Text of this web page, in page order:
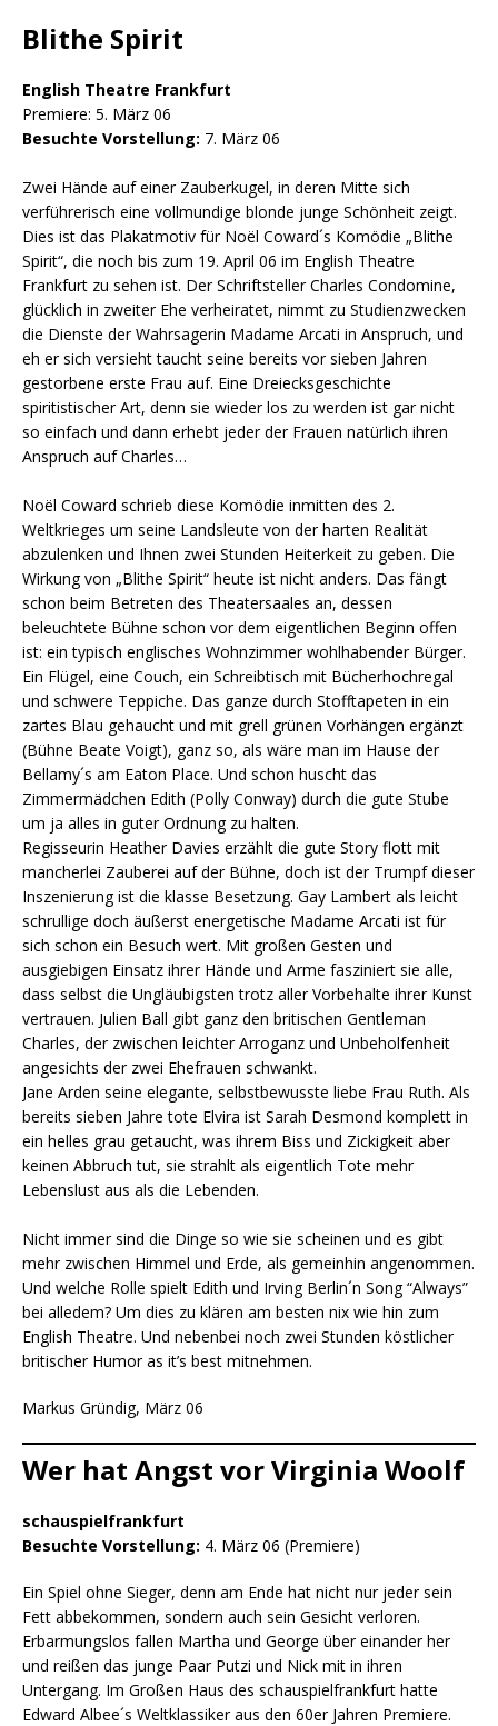
Blithe Spirit
English Theatre Frankfurt
Premiere: 5. März 06
Besuchte Vorstellung: 7. März 06
Zwei Hände auf einer Zauberkugel, in deren Mitte sich
verführerisch eine vollmundige blonde junge Schönheit zeigt.
Dies ist das Plakatmotiv für Noël Coward´s Komödie „Blithe
Spirit“, die noch bis zum 19. April 06 im English Theatre
Frankfurt zu sehen ist. Der Schriftsteller Charles Condomine,
glücklich in zweiter Ehe verheiratet, nimmt zu Studienzwecken
die Dienste der Wahrsagerin Madame Arcati in Anspruch, und
eh er sich versieht taucht seine bereits vor sieben Jahren
gestorbene erste Frau auf. Eine Dreiecksgeschichte
spiritistischer Art, denn sie wieder los zu werden ist gar nicht
so einfach und dann erhebt jeder der Frauen natürlich ihren
Anspruch auf Charles…
Noël Coward schrieb diese Komödie inmitten des 2.
Weltkrieges um seine Landsleute von der harten Realität
abzulenken und Ihnen zwei Stunden Heiterkeit zu geben. Die
Wirkung von „Blithe Spirit“ heute ist nicht anders. Das fängt
schon beim Betreten des Theatersaales an, dessen
beleuchtete Bühne schon vor dem eigentlichen Beginn offen
ist: ein typisch englisches Wohnzimmer wohlhabender Bürger.
Ein Flügel, eine Couch, ein Schreibtisch mit Bücherhochregal
und schwere Teppiche. Das ganze durch Stofftapeten in ein
zartes Blau gehaucht und mit grell grünen Vorhängen ergänzt
(Bühne Beate Voigt), ganz so, als wäre man im Hause der
Bellamy´s am Eaton Place. Und schon huscht das
Zimmermädchen Edith (Polly Conway) durch die gute Stube
um ja alles in guter Ordnung zu halten.
Regisseurin Heather Davies erzählt die gute Story flott mit
mancherlei Zauberei auf der Bühne, doch ist der Trumpf dieser
Inszenierung ist die klasse Besetzung. Gay Lambert als leicht
schrullige doch äußerst energetische Madame Arcati ist für
sich schon ein Besuch wert. Mit großen Gesten und
ausgiebigen Einsatz ihrer Hände und Arme fasziniert sie alle,
dass selbst die Ungläubigsten trotz aller Vorbehalte ihrer Kunst
vertrauen. Julien Ball gibt ganz den britischen Gentleman
Charles, der zwischen leichter Arroganz und Unbeholfenheit
angesichts der zwei Ehefrauen schwankt.
Jane Arden seine elegante, selbstbewusste liebe Frau Ruth. Als
bereits sieben Jahre tote Elvira ist Sarah Desmond komplett in
ein helles grau getaucht, was ihrem Biss und Zickigkeit aber
keinen Abbruch tut, sie strahlt als eigentlich Tote mehr
Lebenslust aus als die Lebenden.
Nicht immer sind die Dinge so wie sie scheinen und es gibt
mehr zwischen Himmel und Erde, als gemeinhin angenommen.
Und welche Rolle spielt Edith und Irving Berlin´n Song “Always”
bei alledem? Um dies zu klären am besten nix wie hin zum
English Theatre. Und nebenbei noch zwei Stunden köstlicher
britischer Humor as it’s best mitnehmen.
Markus Gründig, März 06
Wer hat Angst vor Virginia Woolf
schauspielfrankfurt
Besuchte Vorstellung: 4. März 06 (Premiere)
Ein Spiel ohne Sieger, denn am Ende hat nicht nur jeder sein
Fett abbekommen, sondern auch sein Gesicht verloren.
Erbarmungslos fallen Martha und George über einander her
und reißen das junge Paar Putzi und Nick mit in ihren
Untergang. Im Großen Haus des schauspielfrankfurt hatte
Edward Albee´s Weltklassiker aus den 60er Jahren Premiere.